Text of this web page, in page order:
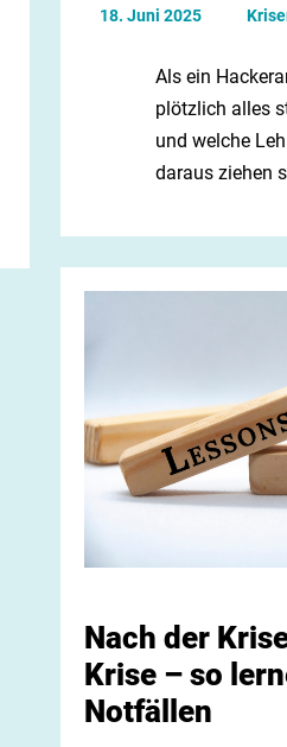
18. Juni 2025
Als ein
plötzlich alles
und welche
daraus ziehen
Nach der
Krise – so
Notfällen